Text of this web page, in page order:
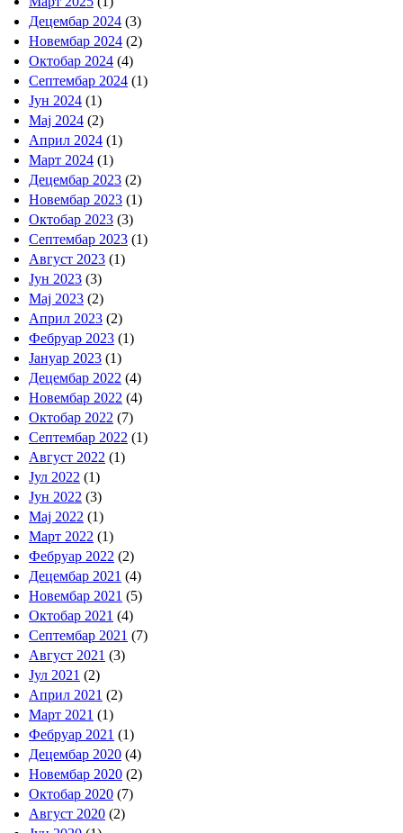
Децембар 2024 (3)
Новембар 2024 (2)
Октобар 2024 (4)
Септембар 2024 (1)
Јун 2024 (1)
Мај 2024 (2)
Април 2024 (1)
Март 2024 (1)
Децембар 2023 (2)
Новембар 2023 (1)
Октобар 2023 (3)
Септембар 2023 (1)
Август 2023 (1)
Јун 2023 (3)
Мај 2023 (2)
Април 2023 (2)
Фебруар 2023 (1)
Јануар 2023 (1)
Децембар 2022 (4)
Новембар 2022 (4)
Октобар 2022 (7)
Септембар 2022 (1)
Август 2022 (1)
Јул 2022 (1)
Јун 2022 (3)
Мај 2022 (1)
Март 2022 (1)
Фебруар 2022 (2)
Децембар 2021 (4)
Новембар 2021 (5)
Октобар 2021 (4)
Септембар 2021 (7)
Август 2021 (3)
Јул 2021 (2)
Април 2021 (2)
Март 2021 (1)
Фебруар 2021 (1)
Децембар 2020 (4)
Новембар 2020 (2)
Октобар 2020 (7)
Август 2020 (2)